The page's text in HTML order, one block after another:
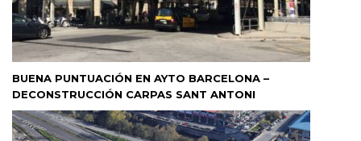
BUENA PUNTUACIÓN EN AYTO BARCELONA –
DECONSTRUCCIÓN CARPAS SANT ANTONI